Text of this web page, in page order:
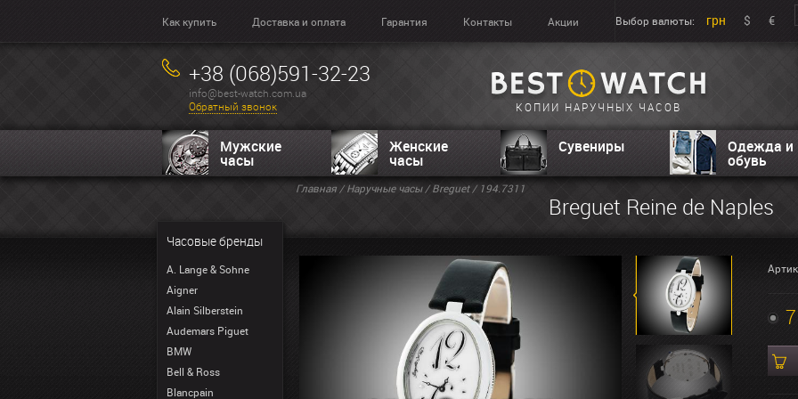
Как купить Доставка и оплата Гарантия Контакты Акции Выбор валюты: грн $ €
+38 (068)591-32-23
info@best-watch.com.ua
Обратный звонок
КОПИИ НАРУЧНЫХ ЧАСОВ
Мужские
часы
Женские
часы
Сувениры Одежда и
обувь
Часовые бренды
A. Lange & Sohne
Aigner
Alain Silberstein
Audemars Piguet
BMW
Bell & Ross
Blancpain
Главная/Наручные часы/Breguet/ 194.7311
Breguet Reine de Naples